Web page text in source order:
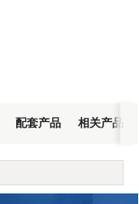
配套产品 相关产品